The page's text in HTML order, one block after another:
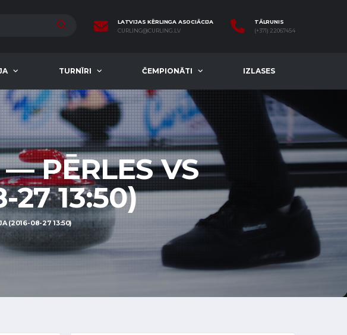
LATVIJAS KĒRLINGA ASOCIĀCIJA
CURLING@CURLING.LV
TĀLRUNIS
(+371) 22067454
TURNĪRI ČEMPIONĀTI IZLASES
PĒRLES VS
27 13:50)
(2016-08-27 13:50)